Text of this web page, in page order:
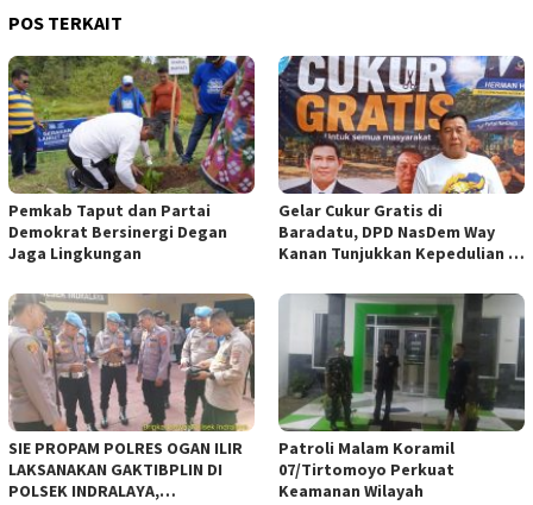
POS TERKAIT
Pemkab Taput dan Partai
Demokrat Bersinergi Degan
Jaga Lingkungan
Gelar Cukur Gratis di
Baradatu, DPD NasDem Way
Kanan Tunjukkan Kepedulian di
SIE PROPAM POLRES OGAN ILIR
LAKSANAKAN GAKTIBPLIN DI
POLSEK INDRALAYA,
Patroli Malam Koramil
07/Tirtomoyo Perkuat
Keamanan Wilayah